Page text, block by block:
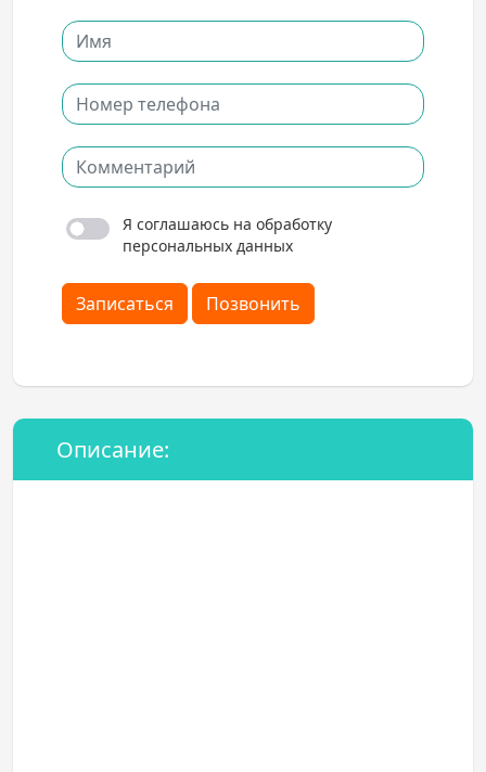
Я соглашаюсь на обработку
персональных данных
Записаться Позвонить
Описание: